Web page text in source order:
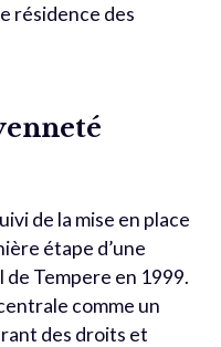
résidence des
de la mise en place
étape d’une
de Tempere en 1999.
comme un
des droits et